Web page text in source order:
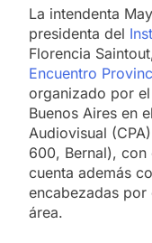
La intendenta
presidenta del
Florencia
Encuentro
organizado por
Buenos Aires en
Audiovisual
600, Bernal),
cuenta además
encabezadas
área.